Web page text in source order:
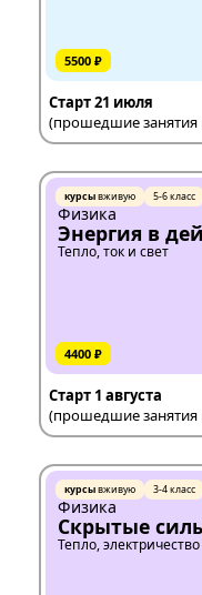
5500 ₽
Старт 21 июля
(прошедшие занятия
курсывживую 5-6 класс
Физика
Энергия в
Тепло, ток и свет
4400 ₽
Старт 1 августа
(прошедшие занятия
курсывживую 3-4 класс
Физика
Скрытые
Тепло,